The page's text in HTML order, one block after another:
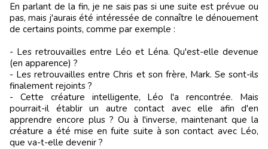
En parlant de la fin, je ne sais pas si une suite est prévue ou
pas, mais j'aurais été intéressée de connaître le dénouement
de certains points, comme par exemple :
- Les retrouvailles entre Léo et Léna. Qu'est-elle devenue
(en apparence) ?
- Les retrouvailles entre Chris et son frère, Mark. Se sont-ils
finalement rejoints ?
- Cette créature intelligente, Léo l'a rencontrée. Mais
pourrait-il établir un autre contact avec elle afin d'en
apprendre encore plus ? Ou à l'inverse, maintenant que la
créature a été mise en fuite suite à son contact avec Léo,
que va-t-elle devenir ?